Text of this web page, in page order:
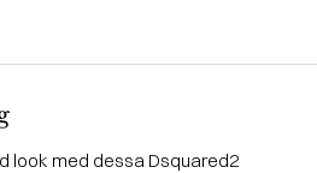
look med dessa Dsquared2